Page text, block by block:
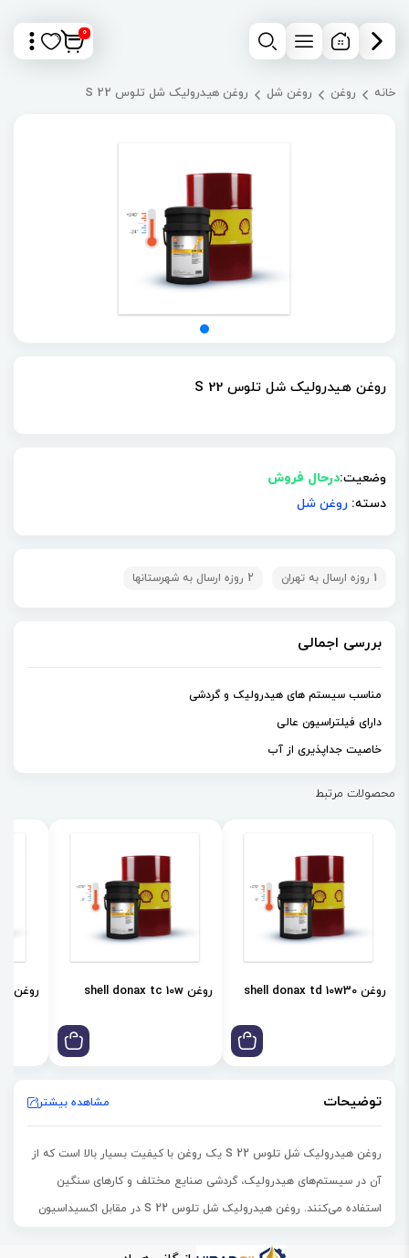
0
خانه روغن روغن شل روغن هیدرولیک شل تلوس S 22
روغن هیدرولیک شل تلوس S 22
وضعیت:درحال فروش
دسته: روغن شل
1 روزه ارسال به تهران 2 روزه ارسال به شهرستانها
بررسی اجمالی
مناسب سیستم های هیدرولیک و گردشی
دارای فیلتراسیون عالی
خاصیت جداپذیری از آب
محصولات مرتبط
روغن shell donax td 10w30 روغن shell donax tc 10w روغن shell donax td 85w
توضیحات مشاهده بیشتر
روغن هیدرولیک شل تلوس S 22 یک روغن با کیفیت بسیار بالا است که از
آن در سیستم‌های هیدرولیک، گردشی صنایع مختلف و کارهای سنگین
استفاده می‌کنند. روغن هیدرولیک شل تلوس S 22 در مقابل اکسیداسیون